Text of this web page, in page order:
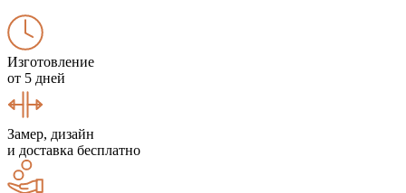
Изготовление
от 5 дней
Замер, дизайн
и доставка бесплатно